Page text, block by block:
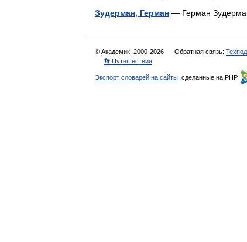
Зудерман, Герман — Герман
© Академик, 2000-2026 Обратная связь:
👣 Путешествия
Экспорт словарей на сайты , сделанные на PHP,